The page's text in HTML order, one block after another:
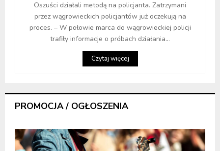
Oszuści działali metodą na policjanta. Zatrzymani
przez wągrowieckich policjantów już oczekują na
proces. – W połowie marca do wągrowieckiej policji
trafiły informacje o próbach działania...
Czytaj więcej
PROMOCJA / OGŁOSZENIA